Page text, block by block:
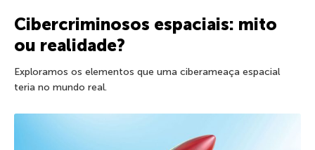
Cibercriminosos espaciais: mito
ou realidade?
Exploramos os elementos que uma ciberameaça espacial
teria no mundo real.